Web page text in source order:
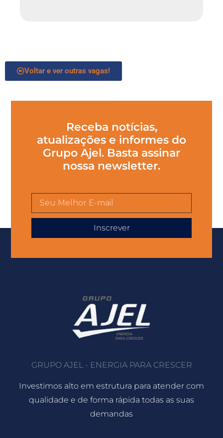
Voltar e ver outras vagas!
Receba notícias,
atualizações e informes do
Grupo Ajel. Basta assinar
nossa newsletter.
Inscrever
GRUPO AJEL - ENERGIA PARA CRESCER
Investimos alto em estrutura para atender com
qualidade e de forma rápida todas as suas
demandas